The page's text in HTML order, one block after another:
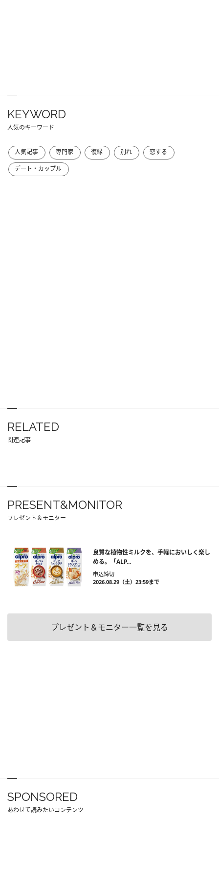
KEYWORD
人気のキーワード
人気記事 専門家 復縁 別れ
恋する
デート・カップル
RELATED
関連記事
PRESENT&MONITOR
プレゼント＆モニター
良質な植物性ミルクを、手軽においしく楽し
める。「ALP...
申込締切
2026.08.29（土）23:59まで
プレゼント＆モニター一覧を見る
SPONSORED
あわせて読みたいコンテンツ